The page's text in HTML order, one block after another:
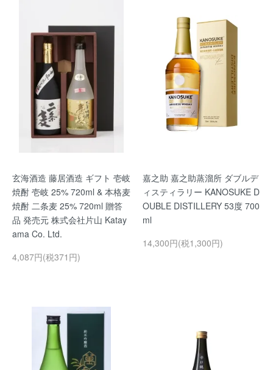
玄海酒造 藤居酒造 ギフト 壱岐
焼酎 壱岐 25% 720ml & 本格麦
焼酎 二条麦 25% 720ml 贈答
品 発売元 株式会社片山 Katay
ama Co. Ltd.
4,087円(税371円)
嘉之助 嘉之助蒸溜所 ダブルデ
ィスティラリー KANOSUKE D
OUBLE DISTILLERY 53度 700
ml
14,300円(税1,300円)